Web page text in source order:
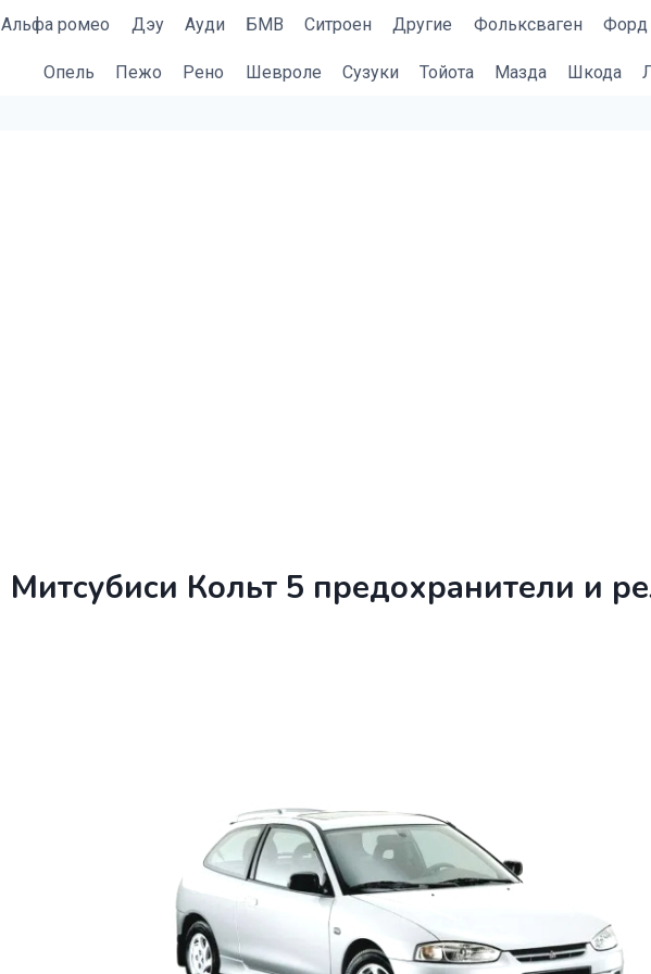
Альфа ромео Дэу Ауди БМВ Cитроен Другие Фольксваген Форд
Опель Пежо Рено Шевроле Сузуки Тойота Мазда Шкода
Митсубиси Кольт 5 предохранители и